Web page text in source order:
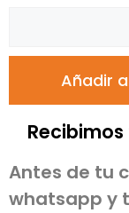
Añadir
Antes de tu
whatsapp y